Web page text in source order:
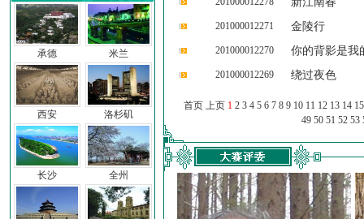
承德
西安
长沙
米兰
洛杉矶
全州
201000012271 金陵行
201000012270 你的背影是我
201000012269 绕过夜色
首页 上页 1 2 3 4 5 6 7 8 9 10 11 12 13 14 15
49 50 51 52 53